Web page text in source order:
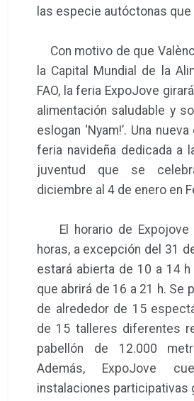
las especie autóctonas que
Con motivo de que
la Capital Mundial de la
FAO, la feria ExpoJove
alimentación saludable y
eslogan ‘Nyam!’. Una
feria navideña dedicada a
juventud que se
diciembre al 4 de enero en
El horario de Expojove
horas, a excepción del 31
estará abierta de 10 a 14
que abrirá de 16 a 21 h. Se
de alrededor de 15
de 15 talleres diferentes
pabellón de 12.000
Además, ExpoJove
instalaciones participativas